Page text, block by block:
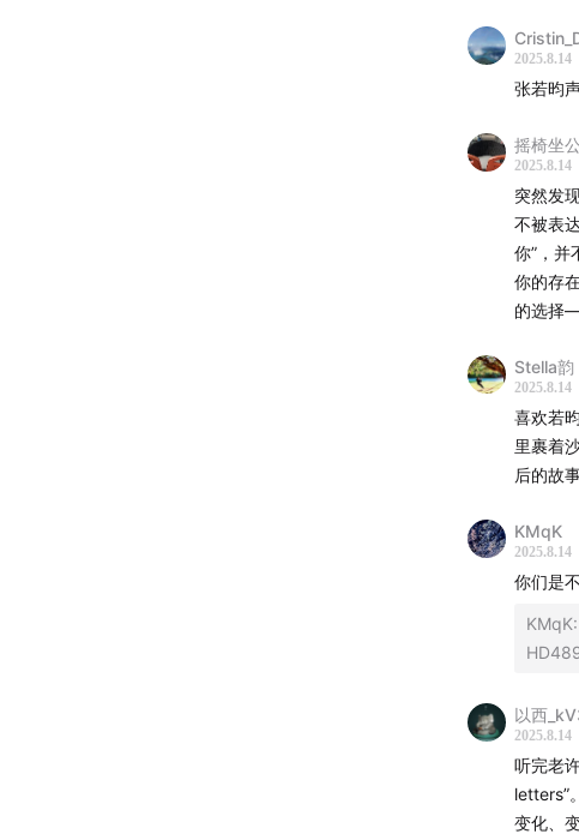
03:58
05:09
被规
能够狂
每个
10:33 原来你
当演员
什么叫
16:12 怎么理
今夜
坚固
22:33 爱是一
｜本期嘉宾
2025.8.14
张若昀
摇椅坐
2025.8.14
突然发
不被表
你”，并
你的存
的选择
Stella韵
2025.8.14
喜欢若
里裹着
后的故事
KMqK
2025.8.14
你们是
KMqK:
以西
2025.8.14
听完老
letters”
变化、